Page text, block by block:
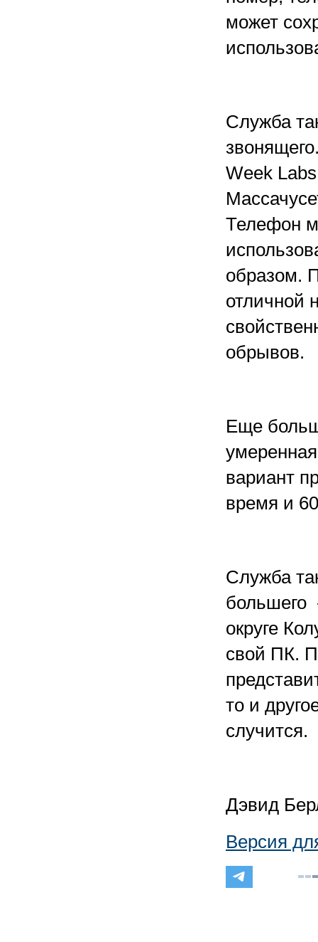
может
Служба
Week
Телефон
образом.
отличной
обрывов.
Еще
вариант
время и
Служба
большего
округе
свой ПК.
то и
случится.
Дэвид
Версия